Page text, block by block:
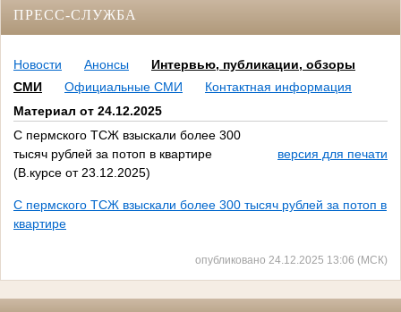
ПРЕСС-СЛУЖБА
Новости Анонсы
Интервью, публикации, обзоры
СМИ
Официальные СМИ
Контактная информация
Материал от 24.12.2025
С пермского ТСЖ взыскали более 300
тысяч рублей за потоп в квартире
(В.курсе от 23.12.2025)
версия для печати
С пермского ТСЖ взыскали более 300 тысяч рублей за потоп в
квартире
опубликовано 24.12.2025 13:06 (МСК)